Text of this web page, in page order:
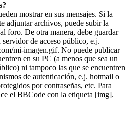
mostrar en sus mensajes. Si la
adjuntar archivos, puede subir la
foro. De otra manera, debe guardar
de acceso público, e.j.
mi-imagen.gif. No puede publicar
en su PC (a menos que sea un
ni tampoco las que se encuentren
de autenticación, e.j. hotmail o
por contraseñas, etc. Para
el BBCode con la etiqueta [img].